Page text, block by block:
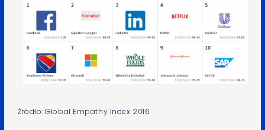
Źródło: Global Empathy Index 2016